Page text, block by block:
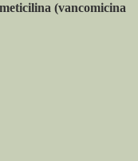
meticilina (vancomicina